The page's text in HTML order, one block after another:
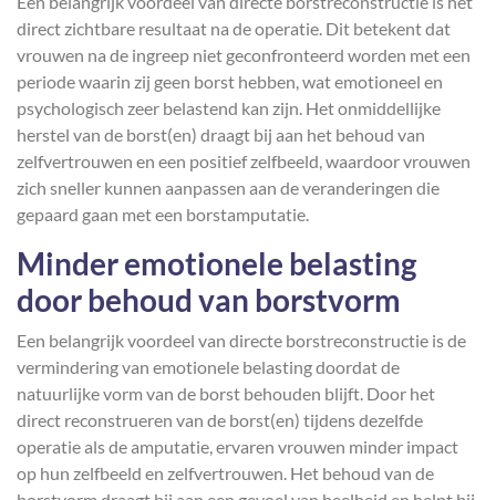
direct zichtbare resultaat na de operatie. Dit betekent dat
vrouwen na de ingreep niet geconfronteerd worden met een
periode waarin zij geen borst hebben, wat emotioneel en
psychologisch zeer belastend kan zijn. Het onmiddellijke
herstel van de borst(en) draagt bij aan het behoud van
zelfvertrouwen en een positief zelfbeeld, waardoor vrouwen
zich sneller kunnen aanpassen aan de veranderingen die
gepaard gaan met een borstamputatie.
Minder emotionele belasting
door behoud van borstvorm
Een belangrijk voordeel van directe borstreconstructie is de
vermindering van emotionele belasting doordat de
natuurlijke vorm van de borst behouden blijft. Door het
direct reconstrueren van de borst(en) tijdens dezelfde
operatie als de amputatie, ervaren vrouwen minder impact
op hun zelfbeeld en zelfvertrouwen. Het behoud van de